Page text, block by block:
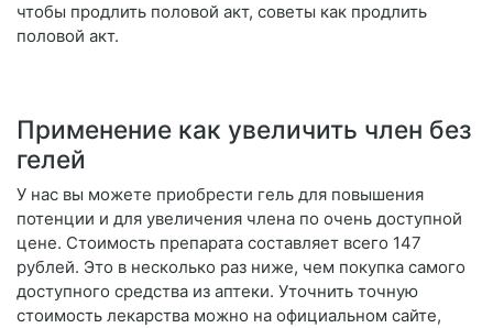
чтобы продлить половой акт, советы как продлить
половой акт.
Применение как увеличить член без
гелей
У нас вы можете приобрести гель для повышения
потенции и для увеличения члена по очень доступной
цене. Стоимость препарата составляет всего 147
рублей. Это в несколько раз ниже, чем покупка самого
доступного средства из аптеки. Уточнить точную
стоимость лекарства можно на официальном сайте,